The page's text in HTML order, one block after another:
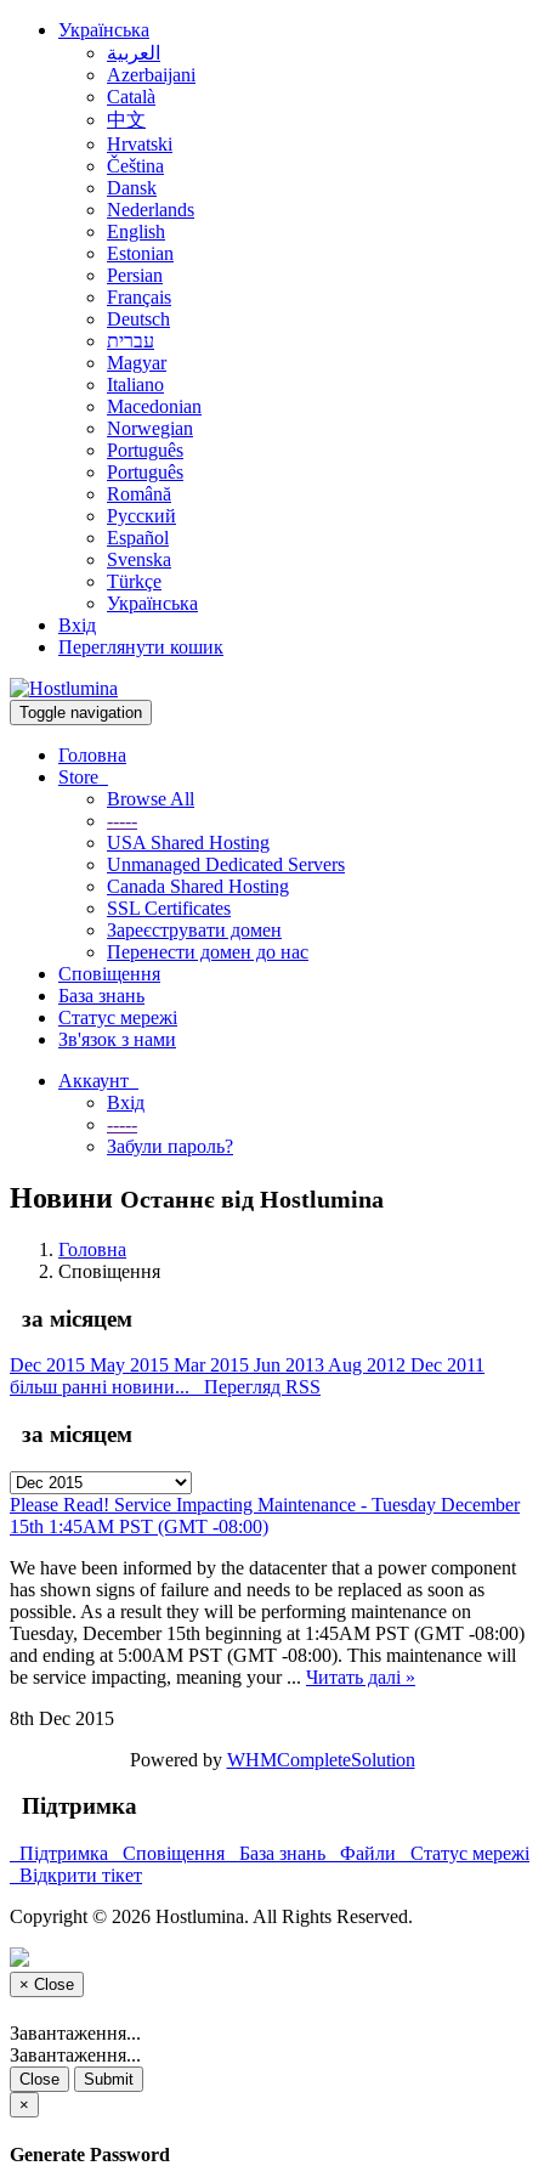
Українська
العربية
Azerbaijani
Català
中文
Hrvatski
Čeština
Dansk
Nederlands
English
Estonian
Persian
Français
Deutsch
עברית
Magyar
Italiano
Macedonian
Norwegian
Português
Português
Română
Русский
Español
Svenska
Türkçe
Українська
Вхід
Переглянути кошик
Toggle navigation
Головна
Store
Browse All
-----
USA Shared Hosting
Unmanaged Dedicated Servers
Canada Shared Hosting
SSL Certificates
Зареєструвати домен
Перенести домен до нас
Сповіщення
База знань
Статус мережі
Зв'язок з нами
Аккаунт
Вхід
-----
Забули пароль?
Новини Останнє від Hostlumina
Головна
Сповіщення
за місяцем
Dec 2015 May 2015 Mar 2015 Jun 2013 Aug 2012 Dec 2011
більш ранні новини...
Перегляд RSS
за місяцем
Please Read! Service Impacting Maintenance - Tuesday December
15th 1:45AM PST (GMT -08:00)
We have been informed by the datacenter that a power component
has shown signs of failure and needs to be replaced as soon as
possible. As a result they will be performing maintenance on
Tuesday, December 15th beginning at 1:45AM PST (GMT -08:00)
and ending at 5:00AM PST (GMT -08:00). This maintenance will
be service impacting, meaning your ... Читать далі »
8th Dec 2015
Powered by WHMCompleteSolution
Підтримка
Підтримка Сповіщення База знань Файли
Статус мережі
Відкрити тікет
Copyright © 2026 Hostlumina. All Rights Reserved.
× Close
Завантаження...
Завантаження...
Close
Submit
×
Generate Password